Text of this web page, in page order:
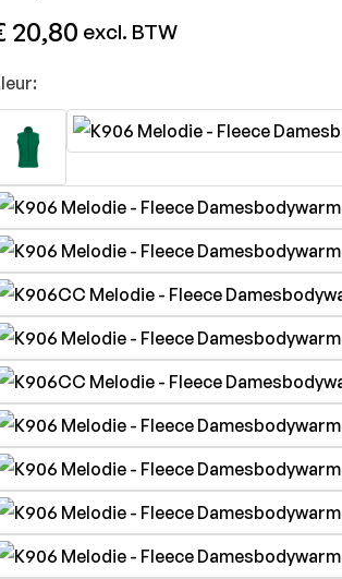
20,80 excl. BTW